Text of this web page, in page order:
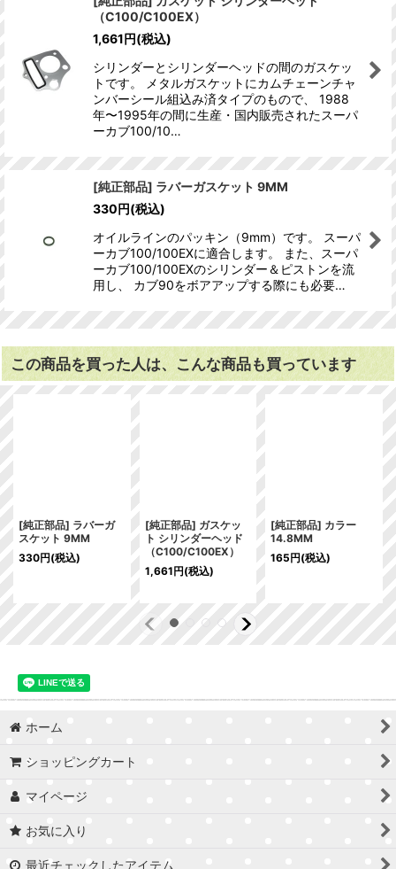
（C100/C100EX）
1,661円(税込)
シリンダーとシリンダーヘッドの間のガスケッ
トです。 メタルガスケットにカムチェーンチャ
ンバーシール組込み済タイプのもので、 1988
年〜1995年の間に生産・国内販売されたスーパ
ーカブ100/10…
[純正部品] ラバーガスケット 9MM
330円(税込)
オイルラインのパッキン（9mm）です。 スーパ
ーカブ100/100EXに適合します。 また、スーパ
ーカブ100/100EXのシリンダー＆ピストンを流
用し、 カブ90をボアアップする際にも必要…
この商品を買った人は、こんな商品も買っています
[純正部品] ラバーガ
スケット 9MM
330円(税込)
[純正部品] ガスケッ
ト シリンダーヘッド
（C100/C100EX）
1,661円(税込)
[純正部品] カラー
14.8MM
165円(税込)
ホーム
ショッピングカート
マイページ
お気に入り
最近チェックしたアイテム